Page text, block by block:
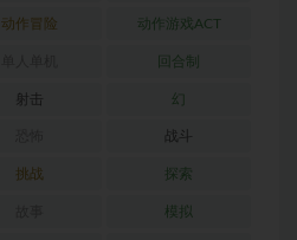
动作冒险 动作游戏ACT
回合制
射击 幻
战斗
挑战 探索
模拟